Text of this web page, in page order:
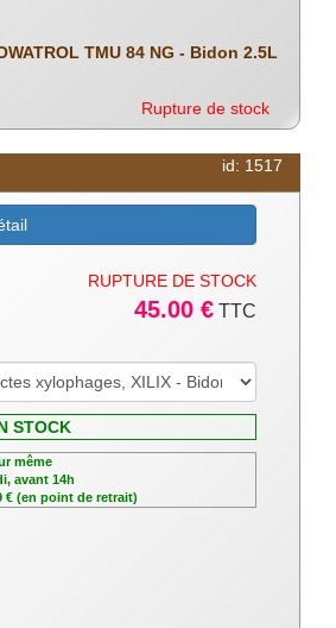
TMU 84 NG - Bidon 2.5L
Rupture de stock
id: 1517
RUPTURE DE STOCK
45.00 € TTC
STOCK
même
avant 14h
€ (en point de retrait)